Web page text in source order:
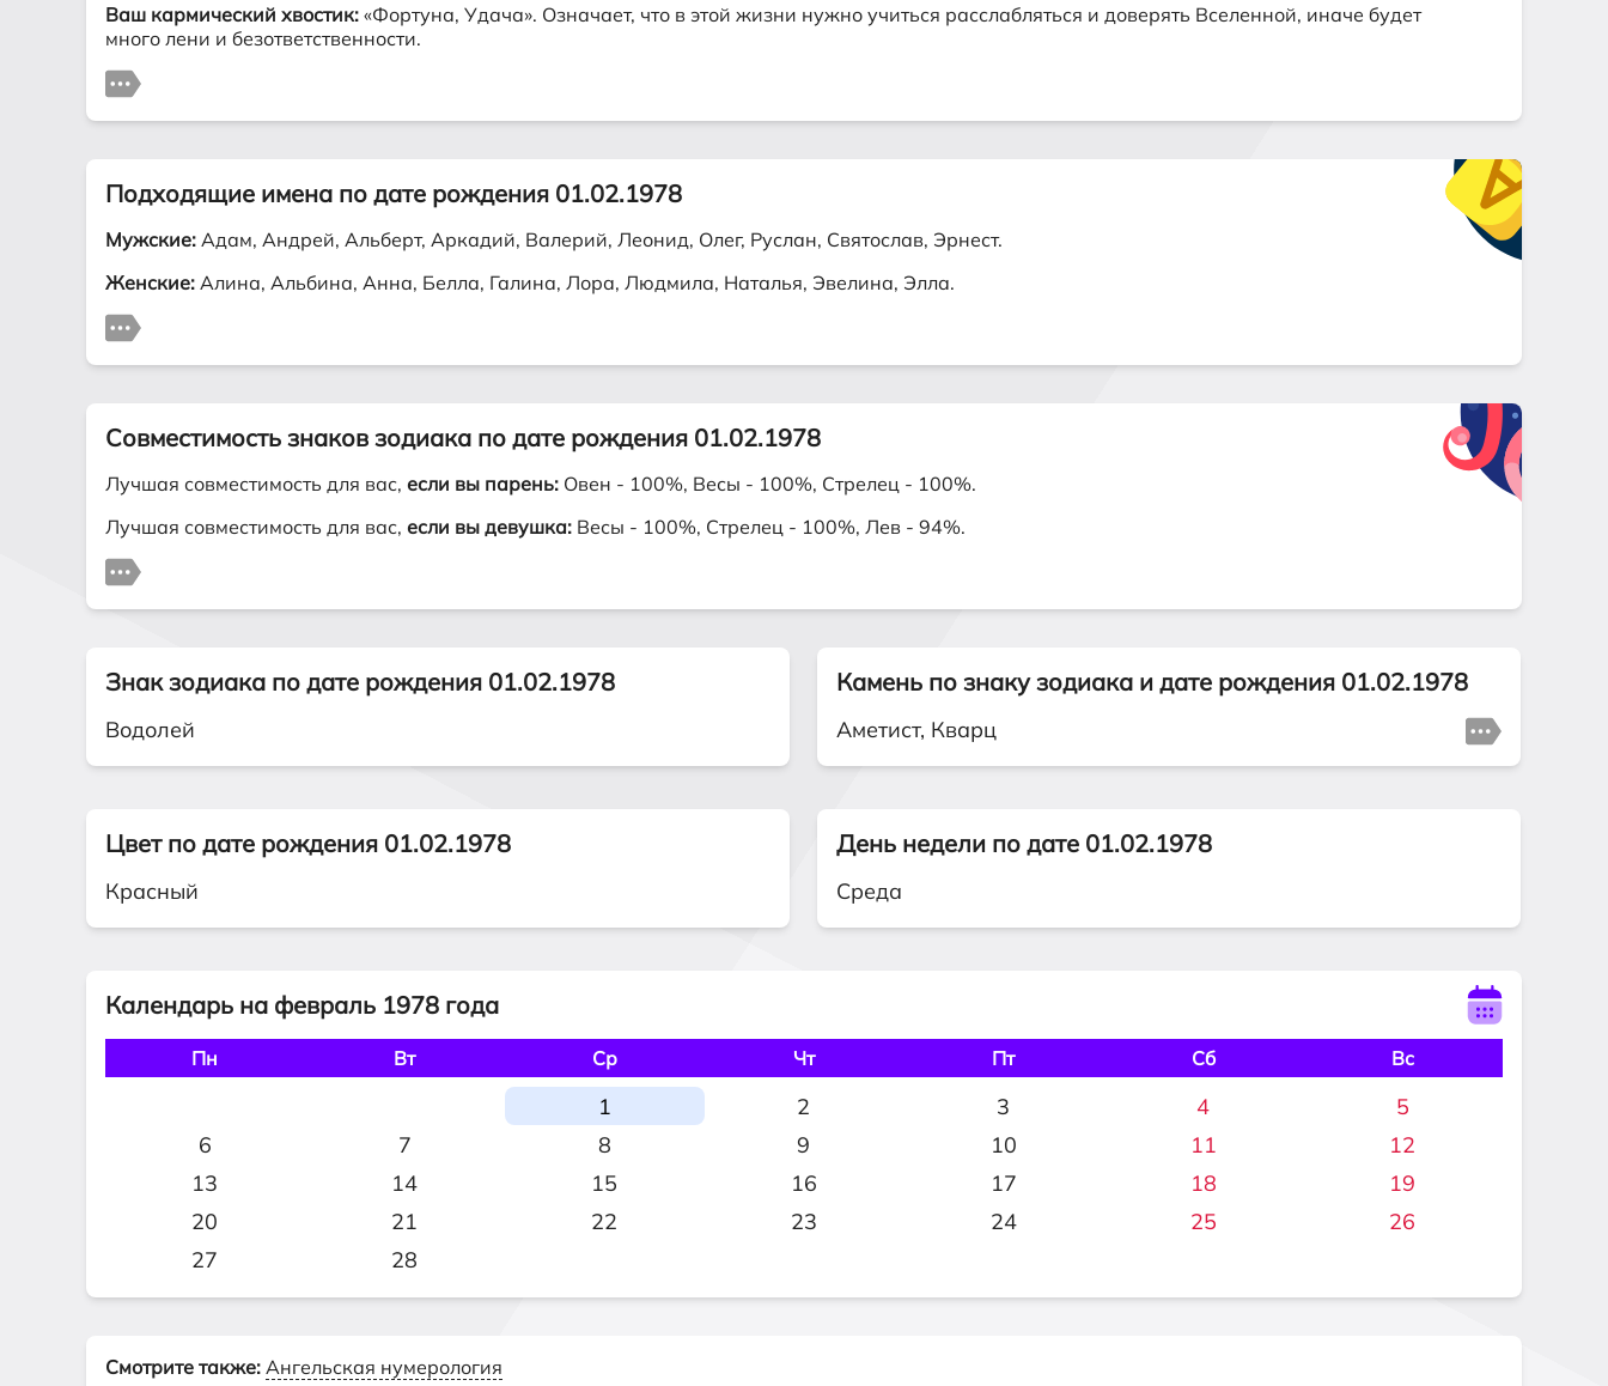
Ваш кармический хвостик: «Фортуна, Удача». Означает, что в этой жизни нужно учиться расслабляться и доверять Вселенной, иначе будет
много лени и безответственности.
Подходящие имена по дате рождения 01.02.1978
Мужские: Адам, Андрей, Альберт, Аркадий, Валерий, Леонид, Олег, Руслан, Святослав, Эрнест.
Женские: Алина, Альбина, Анна, Белла, Галина, Лора, Людмила, Наталья, Эвелина, Элла.
Совместимость знаков зодиака по дате рождения 01.02.1978
Лучшая совместимость для вас, если вы парень: Овен - 100%, Весы - 100%, Стрелец - 100%.
Лучшая совместимость для вас, если вы девушка: Весы - 100%, Стрелец - 100%, Лев - 94%.
Знак зодиака по дате рождения 01.02.1978
Водолей
Камень по знаку зодиака и дате рождения 01.02.1978
Аметист, Кварц
Цвет по дате рождения 01.02.1978
Красный
День недели по дате 01.02.1978
Среда
Календарь на февраль 1978 года
Пн Вт Ср Чт Пт Сб Вс
1 2 3 4
5
6
7 8 9 10 11
12
13
14 15 16 17 18
19
20
21 22 23 24 25
26
27
28
Смотрите также: Ангельская нумерология